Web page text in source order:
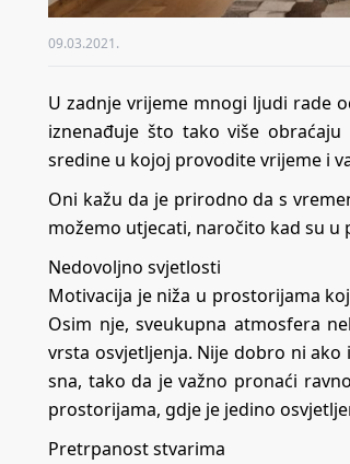
09.03.2021.
U zadnje vrijeme mnogi ljudi rade
iznenađuje što tako više
sredine u kojoj provodite vrijeme i
Oni kažu da je prirodno da s
možemo utjecati, naročito kad su
Nedovoljno svjetlosti
Motivacija je niža u prostorijama
Osim nje, sveukupna atmosfera
vrsta osvjetljenja. Nije dobro ni
sna, tako da je važno pronaći
prostorijama, gdje je jedino
Pretrpanost stvarima